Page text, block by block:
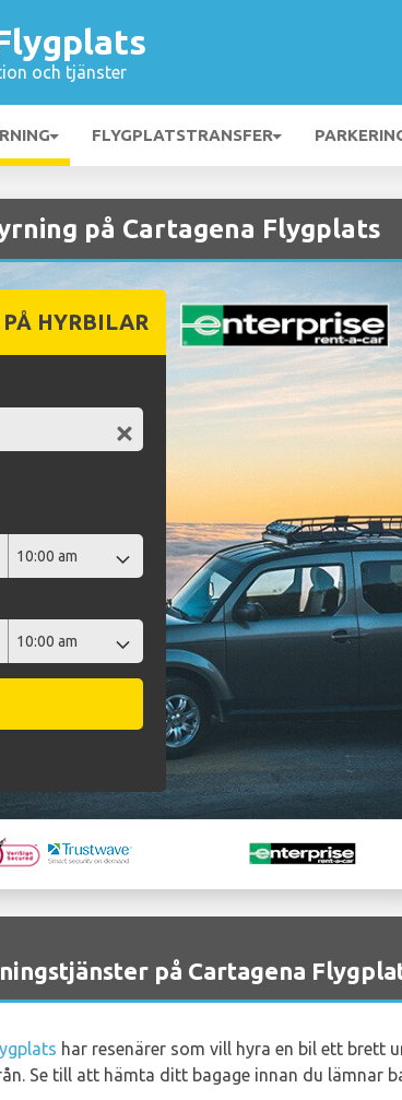
och tjänster
FLYGPLATSTRANSFER
på Cartagena Flygplats
HYRBILAR
på Cartagena
har resenärer som vill hyra en bil ett brett
Se till att hämta ditt bagage innan du lämnar